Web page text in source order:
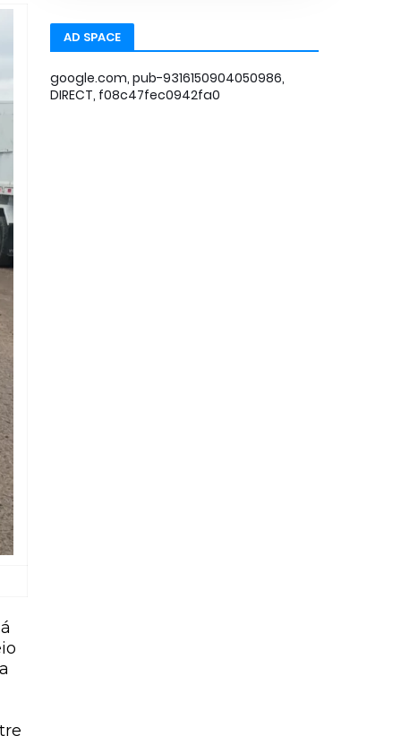
AD SPACE
google.com, pub-9316150904050986,
DIRECT, f08c47fec0942fa0